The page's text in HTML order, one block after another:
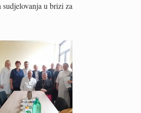
u brizi za